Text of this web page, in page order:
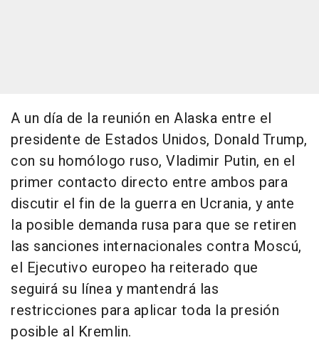
A un día de la reunión en Alaska entre el
presidente de Estados Unidos, Donald Trump,
con su homólogo ruso, Vladimir Putin, en el
primer contacto directo entre ambos para
discutir el fin de la guerra en Ucrania, y ante
la posible demanda rusa para que se retiren
las sanciones internacionales contra Moscú,
el Ejecutivo europeo ha reiterado que
seguirá su línea y mantendrá las
restricciones para aplicar toda la presión
posible al Kremlin.